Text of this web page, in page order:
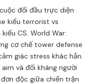
đối đầu trực diện
kiểu terrorist vs
CS. World War:
cơ chế tower defense
giác stress khác hẳn.
và đối kháng người
độc giữa chiến trận